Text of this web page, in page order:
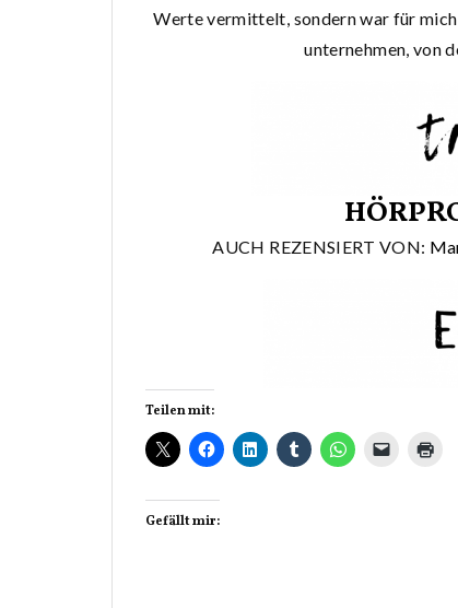
Werte vermittelt, sondern war für mich
unternehmen, von
AUCH REZENSIERT VON:
Teilen mit:
Gefällt mir: